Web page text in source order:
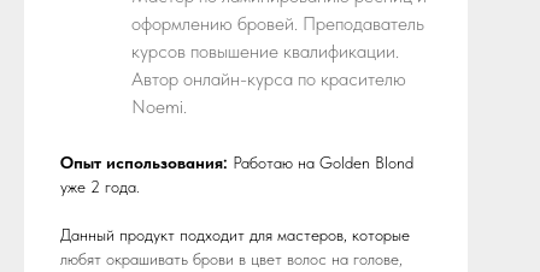
оформлению бровей. Преподаватель
курсов повышение квалификации.
Автор онлайн-курса по красителю
Noemi.
Опыт использования: Работаю на Golden Blond
уже 2 года.
Данный продукт подходит для мастеров, которые
любят окрашивать брови в цвет волос на голове,